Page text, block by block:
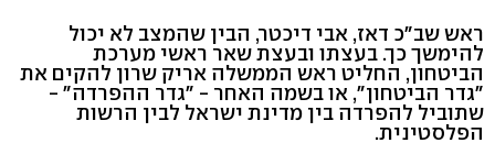
ראש שב"כ דאז, אבי דיכטר, הבין שהמצב לא יכול
להימשך כך. בעצתו ובעצת שאר ראשי מערכת
הביטחון, החליט ראש הממשלה אריק שרון להקים את
"גדר הביטחון", או בשמה האחר - "גדר ההפרדה" -
שתוביל להפרדה בין מדינת ישראל לבין הרשות
הפלסטינית.